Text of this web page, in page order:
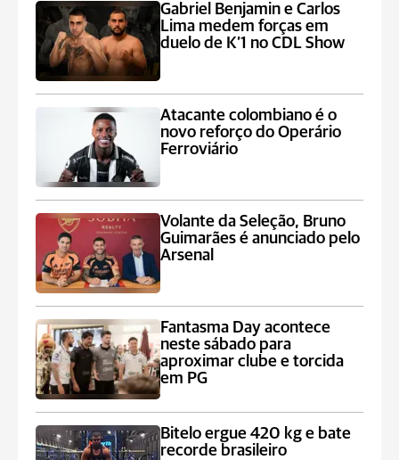
Gabriel Benjamin e Carlos
Lima medem forças em
duelo de K’1 no CDL Show
Atacante colombiano é o
novo reforço do Operário
Ferroviário
Volante da Seleção, Bruno
Guimarães é anunciado pelo
Arsenal
Fantasma Day acontece
neste sábado para
aproximar clube e torcida
em PG
Bitelo ergue 420 kg e bate
recorde brasileiro